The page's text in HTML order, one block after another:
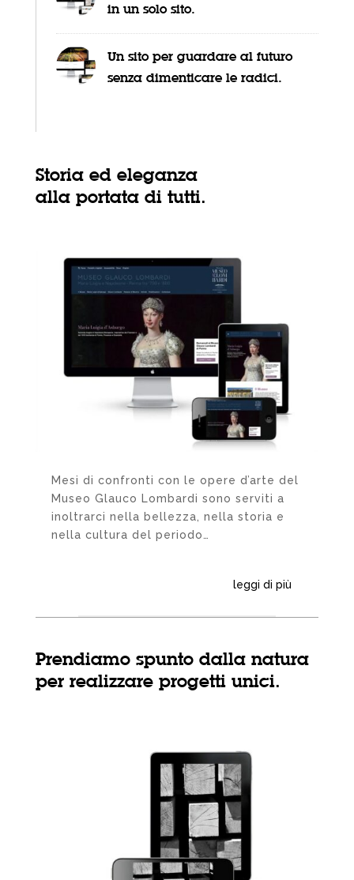
in un solo sito.
Un sito per guardare al futuro
senza dimenticare le radici.
Storia ed eleganza
alla portata di tutti.
Mesi di confronti con le opere d’arte del
Museo Glauco Lombardi sono serviti a
inoltrarci nella bellezza, nella storia e
nella cultura del periodo…
leggi di più
Prendiamo spunto dalla natura
per realizzare progetti unici.